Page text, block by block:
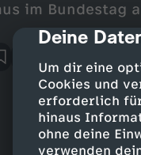
cmp-
Deine
Um dir eine
Cookies und
erforderlich
hinaus
ohne deine
verwenden
im Bundestag